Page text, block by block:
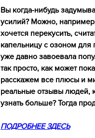
Вы когда-нибудь
усилий? Можно,
хочется перекусить,
капельницу с озоном
уже давно завоевала
так просто, как может
расскажем все плюсы и
реальные отзывы людей,
узнать больше? Тогда
ПОДРОБНЕЕ ЗДЕСЬ